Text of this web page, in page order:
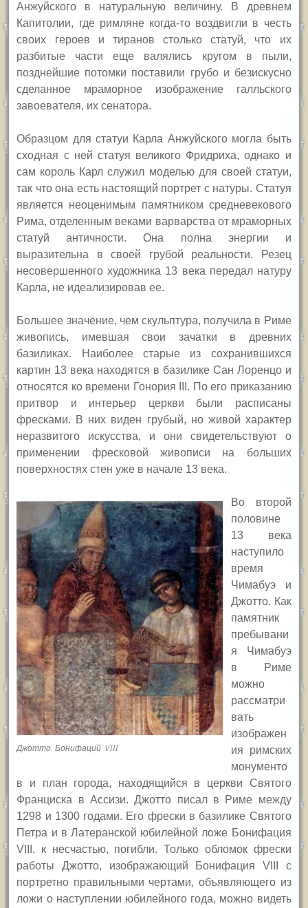
Анжуйского в натуральную величину. В древнем
Капитолии, где римляне когда-то воздвигли в честь
своих героев и тиранов столько статуй, что их
разбитые части еще валялись кругом в пыли,
позднейшие потомки поставили грубо и безискусно
сделанное мраморное изображение галльского
завоевателя, их сенатора.
Образцом для статуи Карла Анжуйского могла быть
сходная с ней статуя великого Фридриха, однако и
сам король Карл служил моделью для своей статуи,
так что она есть настоящий портрет с натуры. Статуя
является неоценимым памятником средневекового
Рима, отделенным веками варварства от мраморных
статуй античности. Она полна энергии и
выразительна в своей грубой реальности. Резец
несовершенного художника 13 века передал натуру
Карла, не идеализировав ее.
Большее значение, чем скульптура, получила в Риме
живопись, имевшая свои зачатки в древних
базиликах. Наиболее старые из сохранившихся
картин 13 века находятся в базилике Сан Лоренцо и
относятся ко времени Гонория III. По его приказанию
притвор и интерьер церкви были расписаны
фресками. В них виден грубый, но живой характер
неразвитого искусства, и они свидетельствуют о
применении фресковой живописи на больших
поверхностях стен уже в начале 13 века.
Джотто. Бонифаций VIII
Во второй
половине
13 века
наступило
время
Чимабуэ и
Джотто. Как
памятник
пребывани
я Чимабуэ
в Риме
можно
рассматри
вать
изображен
ия римских
монументо
в и план города, находящийся в церкви Святого
Франциска в Ассизи. Джотто писал в Риме между
1298 и 1300 годами. Его фрески в базилике Святого
Петра и в Латеранской юбилейной ложе Бонифация
VIII, к несчастью, погибли. Только обломок фрески
работы Джотто, изображающий Бонифация VIII с
портретно правильными чертами, объявляющего из
ложи о наступлении юбилейного года, можно видеть